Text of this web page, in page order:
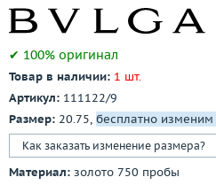
✔ 100% оригинал
Товар в наличии: 1 шт.
Артикул: 111122/9
Размер: 20.75, бесплатно
Как заказать изменение размера?
Материал: золото 750 пробы